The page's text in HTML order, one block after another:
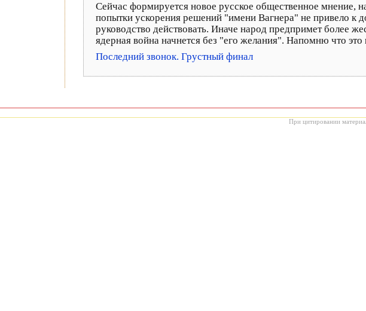
Сейчас формируется новое русское общественное мнение,
попытки ускорения решений "имени Вагнера" не привело к
руководство действовать. Иначе народ предпримет более
ядерная война начнется без "его желания". Напомню что
Последний звонок. Грустный финал
При цитировании